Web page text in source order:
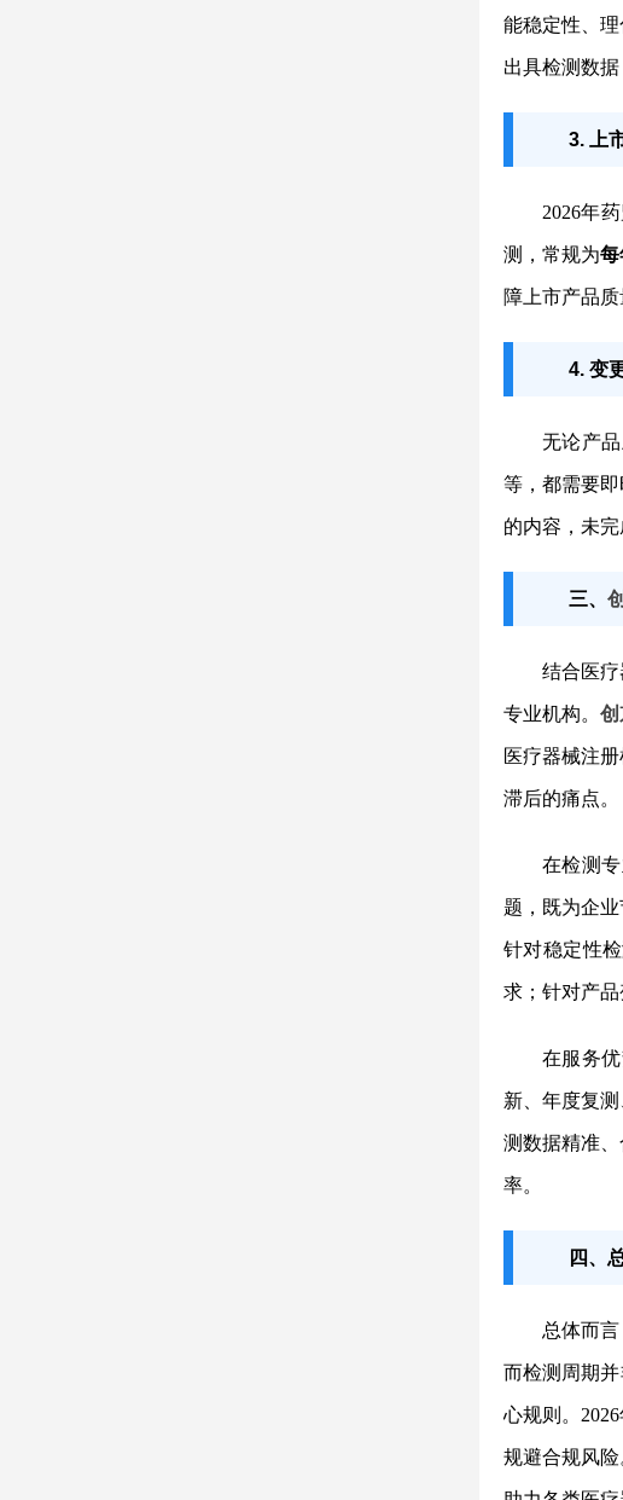
能稳定性、
出具检测数据
3. 上
2026年
测，常规为每
障上市产品质
4. 变
无论产
等，都需要
的内容，未
三、
结合医
专业机构。
医疗器械注
滞后的痛点。
在检测
题，既为企
针对稳定性
求；针对产品
在服务优
新、年度复
测数据精准
率。
四、
总体而
而检测周期
心规则。
规避合规风